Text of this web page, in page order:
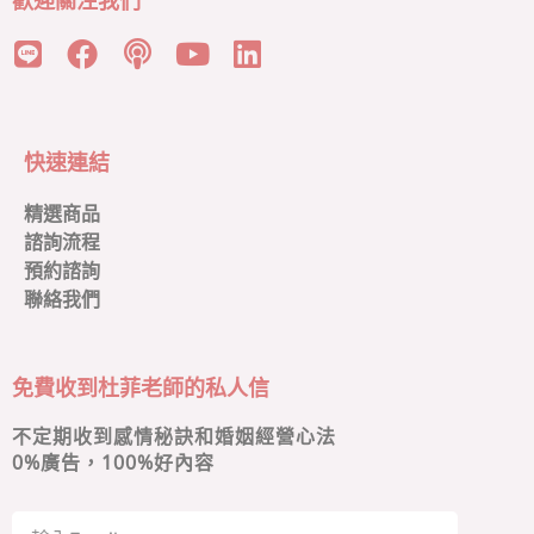
快速連結
精選商品
諮詢流程
預約諮詢
聯絡我們
免費收到杜菲老師的私人信
不定期收到感情秘訣和婚姻經營心法
0%廣告，100%好內容